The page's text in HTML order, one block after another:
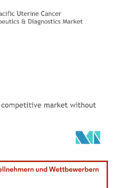
erfordert Namensnennung gemäß